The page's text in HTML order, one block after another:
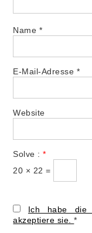
Name *
E-Mail-Adresse *
Website
Solve :*
20 × 22 =
Ich habe die
akzeptiere sie.*